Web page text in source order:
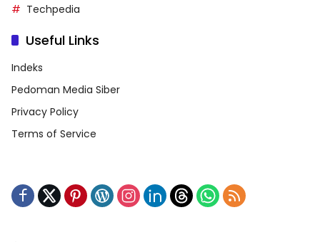
Techpedia
Useful Links
Indeks
Pedoman Media Siber
Privacy Policy
Terms of Service